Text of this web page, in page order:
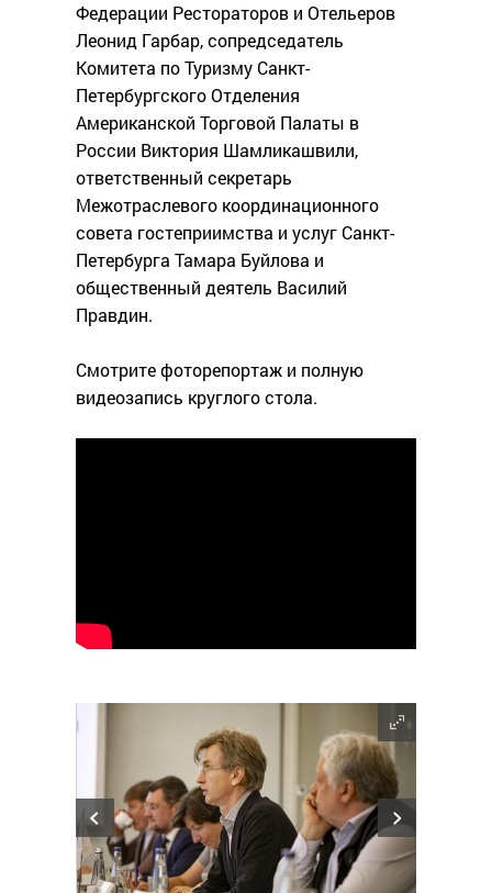
Федерации Рестораторов и Отельеров
Леонид Гарбар, сопредседатель
Комитета по Туризму Санкт-
Петербургского Отделения
Американской Торговой Палаты в
России Виктория Шамликашвили,
ответственный секретарь
Межотраслевого координационного
совета гостеприимства и услуг Санкт-
Петербурга Тамара Буйлова и
общественный деятель Василий
Правдин.
Смотрите фоторепортаж и полную
видеозапись круглого стола.